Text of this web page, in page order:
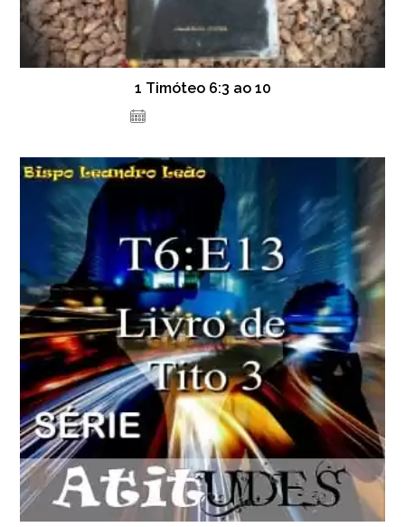
1 Timóteo 6:3 ao 10